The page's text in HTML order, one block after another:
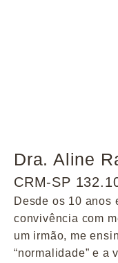
Dra. Aline
CRM-SP
Desde os 10 anos
convivência com
um irmão, me
“normalidade” e a